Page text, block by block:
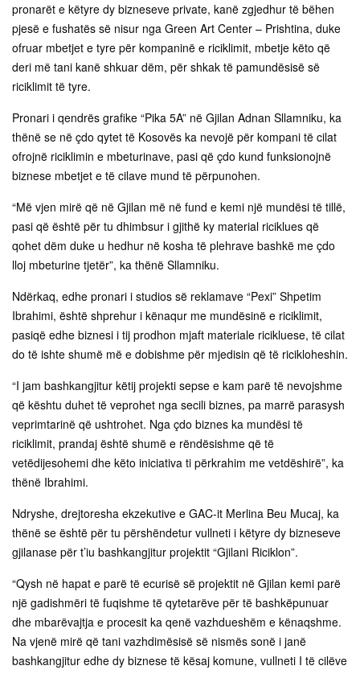
pronarët e këtyre dy bizneseve private, kanë zgjedhur të bëhen
pjesë e fushatës së nisur nga Green Art Center – Prishtina, duke
ofruar mbetjet e tyre për kompaninë e riciklimit, mbetje këto që
deri më tani kanë shkuar dëm, për shkak të pamundësisë së
riciklimit të tyre.
Pronari i qendrës grafike “Pika 5A” në Gjilan Adnan Sllamniku, ka
thënë se në çdo qytet të Kosovës ka nevojë për kompani të cilat
ofrojnë riciklimin e mbeturinave, pasi që çdo kund funksionojnë
biznese mbetjet e të cilave mund të përpunohen.
“Më vjen mirë që në Gjilan më në fund e kemi një mundësi të tillë,
pasi që është për tu dhimbsur i gjithë ky material riciklues që
qohet dëm duke u hedhur në kosha të plehrave bashkë me çdo
lloj mbeturine tjetër”, ka thënë Sllamniku.
Ndërkaq, edhe pronari i studios së reklamave “Pexi” Shpetim
Ibrahimi, është shprehur i kënaqur me mundësinë e riciklimit,
pasiqë edhe biznesi i tij prodhon mjaft materiale ricikluese, të cilat
do të ishte shumë më e dobishme për mjedisin që të ricikloheshin.
“I jam bashkangjitur këtij projekti sepse e kam parë të nevojshme
që kështu duhet të veprohet nga secili biznes, pa marrë parasysh
veprimtarinë që ushtrohet. Nga çdo biznes ka mundësi të
riciklimit, prandaj është shumë e rëndësishme që të
vetëdijesohemi dhe këto iniciativa ti përkrahim me vetdëshirë”, ka
thënë Ibrahimi.
Ndryshe, drejtoresha ekzekutive e GAC-it Merlina Beu Mucaj, ka
thënë se është për tu përshëndetur vullneti i këtyre dy bizneseve
gjilanase për t’iu bashkangjitur projektit “Gjilani Riciklon”.
“Qysh në hapat e parë të ecurisë së projektit në Gjilan kemi parë
një gadishmëri të fuqishme të qytetarëve për të bashkëpunuar
dhe mbarëvajtja e procesit ka qenë vazhdueshëm e kënaqshme.
Na vjenë mirë që tani vazhdimësisë së nismës sonë i janë
bashkangjitur edhe dy biznese të kësaj komune, vullneti I të cilëve